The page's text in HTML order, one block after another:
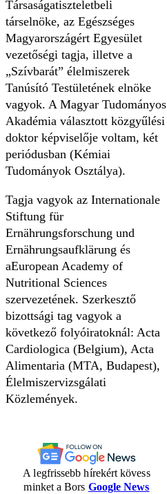
Társaságatiszteletbeli
társelnöke, az Egészséges
Magyarországért Egyesület
vezetőségi tagja, illetve a
„Szívbarát” élelmiszerek
Tanúsító Testületének elnöke
vagyok. A Magyar Tudományos
Akadémia választott közgyűlési
doktor képviselője voltam, két
periódusban (Kémiai
Tudományok Osztálya).
Tagja vagyok az Internationale
Stiftung für
Ernährungsforschung und
Ernährungsaufklärung és
aEuropean Academy of
Nutritional Sciences
szervezetének. Szerkesztő
bizottsági tag vagyok a
következő folyóiratoknál: Acta
Cardiologica (Belgium), Acta
Alimentaria (MTA, Budapest),
Élelmiszervizsgálati
Közlemények.
A legfrissebb hírekért kövess
minket a Bors Google News